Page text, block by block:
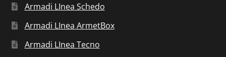
Armadi LInea Schedo
Armadi LInea ArmetBox
Armadi LInea Tecno